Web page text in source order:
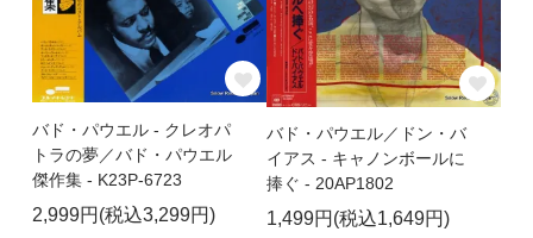
バド・パウエル - クレオパ
トラの夢／バド・パウエル
傑作集 - K23P-6723
2,999円(税込3,299円)
バド・パウエル／ドン・バ
イアス - キャノンボールに
捧ぐ - 20AP1802
1,499円(税込1,649円)